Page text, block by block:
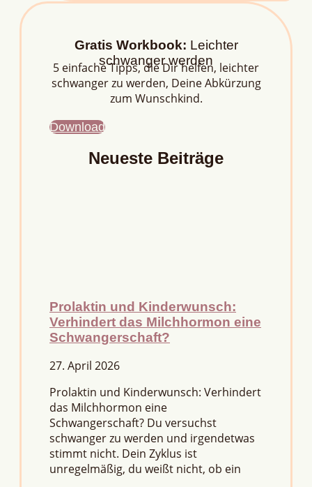
Gratis Workbook: Leichter
schwanger werden
5 einfache Tipps, die Dir helfen, leichter
schwanger zu werden, Deine Abkürzung
zum Wunschkind.
Download
Neueste Beiträge
Prolaktin und Kinderwunsch:
Verhindert das Milchhormon eine
Schwangerschaft?
27. April 2026
Prolaktin und Kinderwunsch: Verhindert
das Milchhormon eine
Schwangerschaft? Du versuchst
schwanger zu werden und irgendetwas
stimmt nicht. Dein Zyklus ist
unregelmäßig, du weißt nicht, ob ein